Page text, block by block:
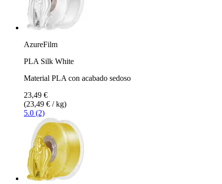
AzureFilm
PLA Silk White
Material PLA con acabado sedoso
23,49 €
(23,49 € / kg)
5.0 (2)